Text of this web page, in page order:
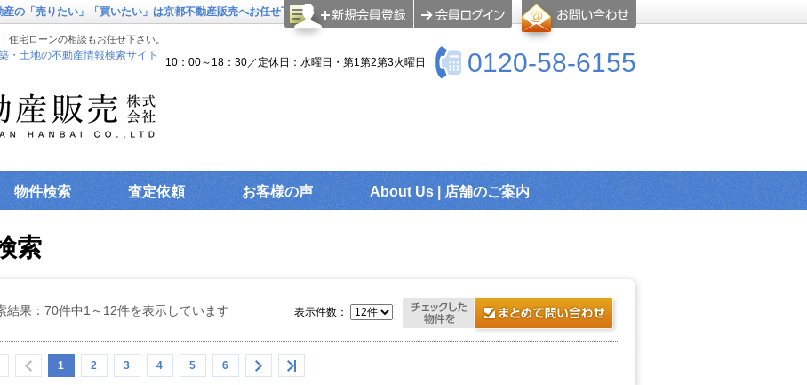
の「売りたい」「買いたい」は京都不動産販売へお任せ下さい。
住宅ローンの相談もお任せ下さい。
・土地の不動産情報検索サイト 0120-58-6155
10：00～18：30／定休日：水曜日・第1第2第3火曜日
物件検索 査定依頼 お客様の声 About Us | 店舗のご案内
索
結果：70件中1～12件を表示しています
1 2 3 4 5 6
表示件数：